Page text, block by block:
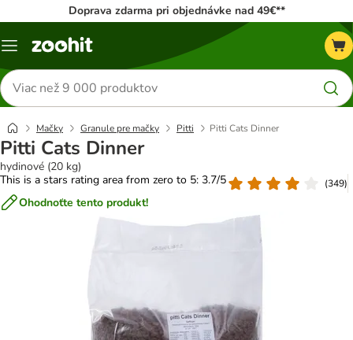
Doprava zdarma pri objednávke nad 49€**
Kategórie
Hľadať
produkty
Mačky Granule pre mačky Pitti Pitti Cats Dinner
Pitti Cats Dinner
hydinové (20 kg)
This is a stars rating area from zero to 5: 3.7/5
(349)
Ohodnoťte tento produkt!